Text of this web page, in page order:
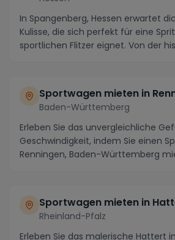
In Spangenberg, Hessen erwartet
Kulisse, die sich perfekt für eine
sportlichen Flitzer eignet. Von der
Sportwagen mieten in
Baden-Württemberg
Erleben Sie das unvergleichliche
Geschwindigkeit, indem Sie einen
Renningen, Baden-Württemberg
Sportwagen mieten in
Rheinland-Pfalz
Erleben Sie das malerische Hattert